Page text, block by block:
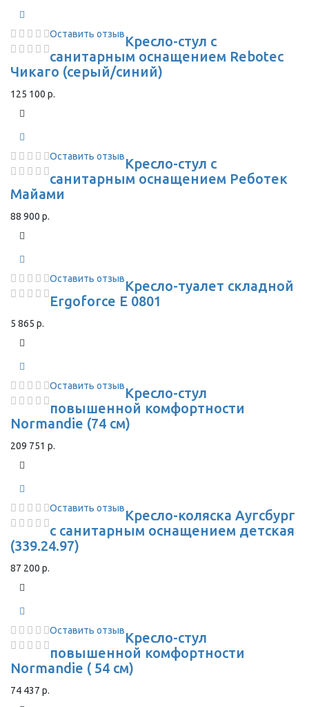
Оставить отзывКресло-стул с
санитарным оснащением Rebotec
Чикаго (серый/синий)
125 100 р.
Оставить отзывКресло-стул с
санитарным оснащением Реботек
Майами
88 900 р.
Оставить отзывКресло-туалет складной
Ergoforce E 0801
5 865 р.
Оставить отзывКресло-стул
повышенной комфортности
Normandie (74 см)
209 751 р.
Оставить отзывКресло-коляска Аугсбург
с санитарным оснащением детская
(339.24.97)
87 200 р.
Оставить отзывКресло-стул
повышенной комфортности
Normandie ( 54 см)
74 437 р.